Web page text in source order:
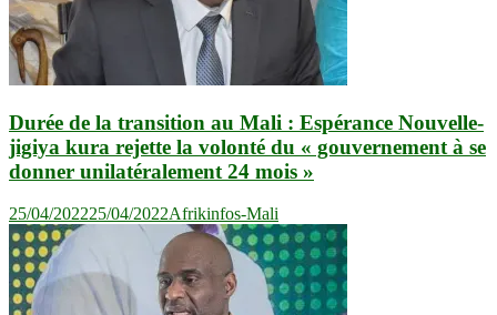
Durée de la transition au Mali : Espérance Nouvelle-
jigiya kura rejette la volonté du « gouvernement à se
donner unilatéralement 24 mois »
25/04/202225/04/2022Afrikinfos-Mali